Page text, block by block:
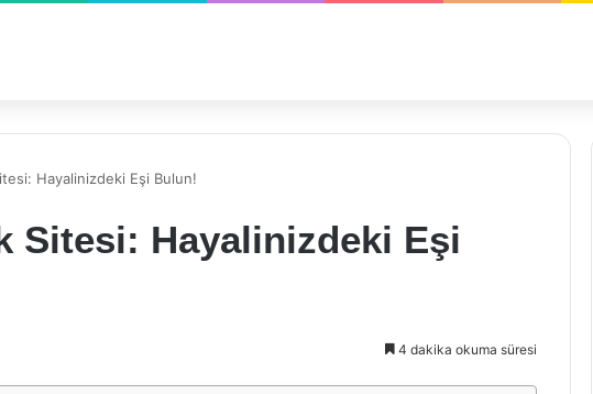
Hayalinizdeki Eşi Bulun!
Sitesi: Hayalinizdeki Eşi
4 dakika okuma süresi